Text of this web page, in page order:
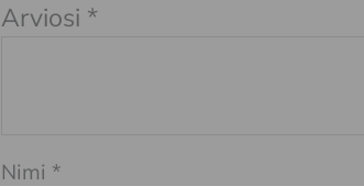
Arviosi *
Nimi *